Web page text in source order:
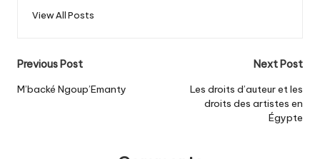
View All Posts
Post
navigation
Previous Post
M’backé Ngoup’Emanty
Next Post
Les droits d’auteur et les
droits des artistes en
Égypte